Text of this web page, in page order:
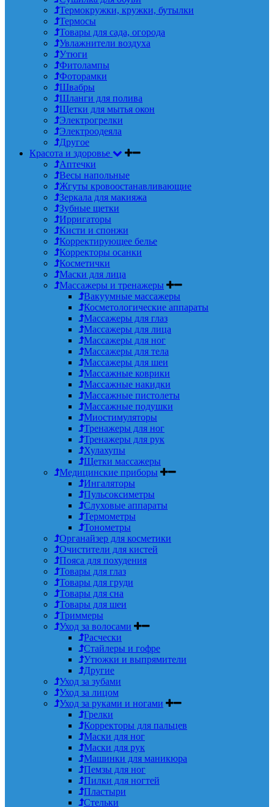
Термокружки, кружки, бутылки
Термосы
Товары для сада, огорода
Увлажнители воздуха
Утюги
Фитолампы
Фоторамки
Швабры
Шланги для полива
Щетки для мытья окон
Электрогрелки
Электроодеяла
Другое
Красота и здоровье
Аптечки
Весы напольные
Жгуты кровоостанавливающие
Зеркала для макияжа
Зубные щетки
Ирригаторы
Кисти и спонжи
Корректирующее белье
Корректоры осанки
Косметички
Маски для лица
Массажеры и тренажеры
Вакуумные массажеры
Косметологические аппараты
Массажеры для глаз
Массажеры для лица
Массажеры для ног
Массажеры для тела
Массажеры для шеи
Массажные коврики
Массажные накидки
Массажные пистолеты
Массажные подушки
Миостимуляторы
Тренажеры для ног
Тренажеры для рук
Хулахупы
Щетки массажеры
Медицинские приборы
Ингаляторы
Пульсоксиметры
Слуховые аппараты
Термометры
Тонометры
Органайзер для косметики
Очистители для кистей
Пояса для похудения
Товары для глаз
Товары для груди
Товары для сна
Товары для шеи
Триммеры
Уход за волосами
Расчески
Стайлеры и гофре
Утюжки и выпрямители
Другие
Уход за зубами
Уход за лицом
Уход за руками и ногами
Грелки
Корректоры для пальцев
Маски для ног
Маски для рук
Машинки для маникюра
Пемзы для ног
Пилки для ногтей
Пластыри
Стельки